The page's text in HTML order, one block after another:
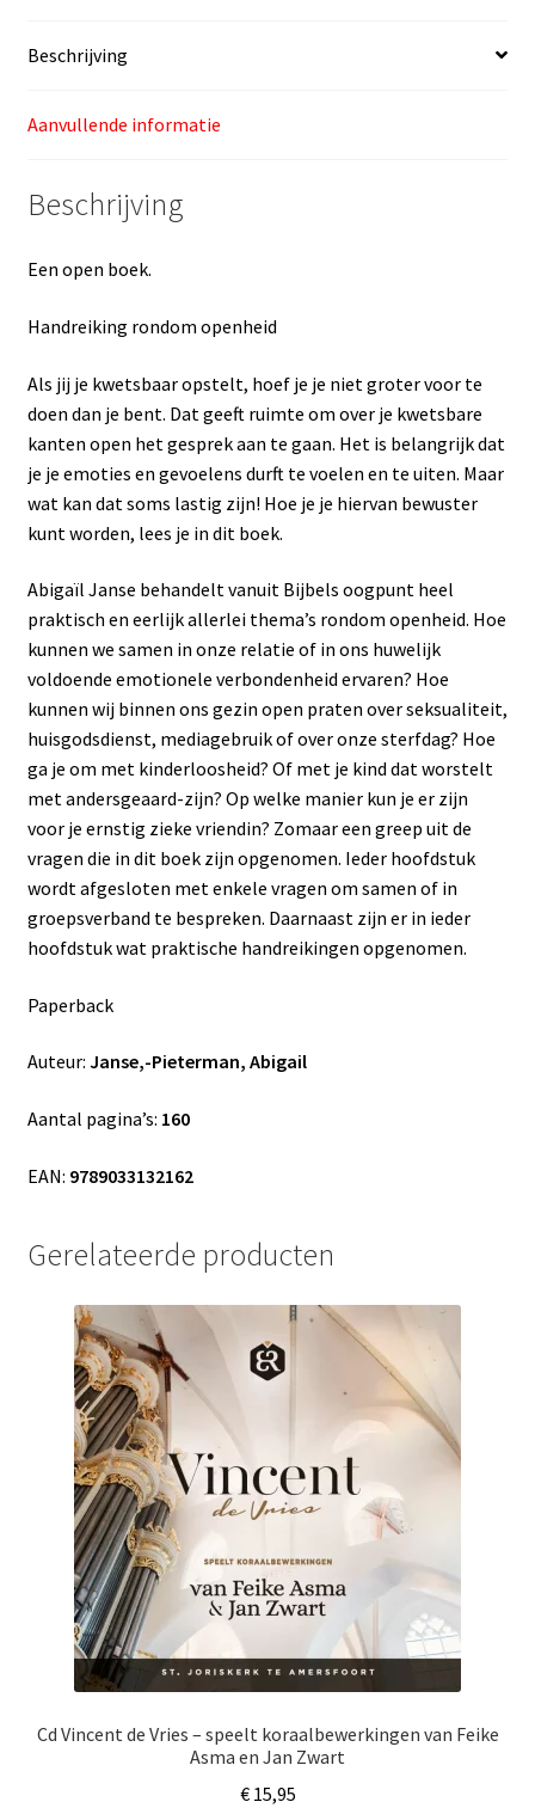
Beschrijving
Aanvullende informatie
Beschrijving
Een open boek.
Handreiking rondom openheid
Als jij je kwetsbaar opstelt, hoef je je niet groter voor te
doen dan je bent. Dat geeft ruimte om over je kwetsbare
kanten open het gesprek aan te gaan. Het is belangrijk dat
je je emoties en gevoelens durft te voelen en te uiten. Maar
wat kan dat soms lastig zijn! Hoe je je hiervan bewuster
kunt worden, lees je in dit boek.
Abigaïl Janse behandelt vanuit Bijbels oogpunt heel
praktisch en eerlijk allerlei thema’s rondom openheid. Hoe
kunnen we samen in onze relatie of in ons huwelijk
voldoende emotionele verbondenheid ervaren? Hoe
kunnen wij binnen ons gezin open praten over seksualiteit,
huisgodsdienst, mediagebruik of over onze sterfdag? Hoe
ga je om met kinderloosheid? Of met je kind dat worstelt
met andersgeaard-zijn? Op welke manier kun je er zijn
voor je ernstig zieke vriendin? Zomaar een greep uit de
vragen die in dit boek zijn opgenomen. Ieder hoofdstuk
wordt afgesloten met enkele vragen om samen of in
groepsverband te bespreken. Daarnaast zijn er in ieder
hoofdstuk wat praktische handreikingen opgenomen.
Paperback
Auteur: Janse,-Pieterman, Abigail
Aantal pagina’s: 160
EAN: 9789033132162
Gerelateerde producten
Cd Vincent de Vries – speelt koraalbewerkingen van Feike
Asma en Jan Zwart
€15,95